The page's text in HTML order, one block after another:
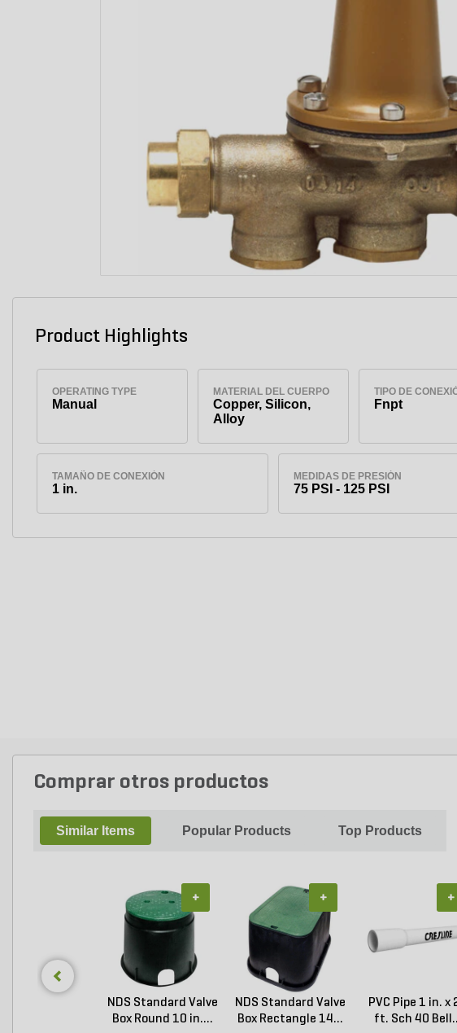
Product Highlights
OPERATING TYPE
Manual
MATERIAL DEL CUERPO
Copper, Silicon,
Alloy
TIPO DE
Fnpt
TAMAÑO DE CONEXIÓN
1 in.
MEDIDAS DE PRESIÓN
75 PSI - 125 PSI
Comprar otros productos
Similar Items Popular Products Top Products
NDS Standard Valve
Box Round 10 in....
+
NDS Standard Valve
Box Rectangle 14...
+
PVC Pipe 1 in. x
ft. Sch 40
+